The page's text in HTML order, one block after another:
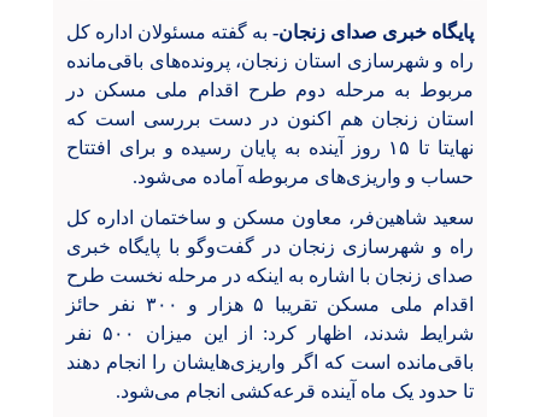
پایگاه خبری صدای زنجان- به گفته مسئولان اداره کل
راه و شهرسازی استان زنجان، پرونده‌های باقی‌مانده
مربوط به مرحله دوم طرح اقدام ملی مسکن در
استان زنجان هم اکنون در دست بررسی است که
نهایتا تا ۱۵ روز آینده به پایان رسیده و برای افتتاح
حساب و واریزی‌های مربوطه آماده می‌شود.
سعید شاهین‌فر، معاون مسکن و ساختمان اداره کل
راه و شهرسازی زنجان در گفت‌وگو با پایگاه خبری
صدای زنجان با اشاره به اینکه در مرحله نخست طرح
اقدام ملی مسکن تقریبا ۵ هزار و ۳۰۰ نفر حائز
شرایط شدند، اظهار کرد: از این میزان ۵۰۰ نفر
باقی‌مانده است که اگر واریزی‌هایشان را انجام دهند
تا حدود یک ماه آینده قرعه‌کشی انجام می‌شود.